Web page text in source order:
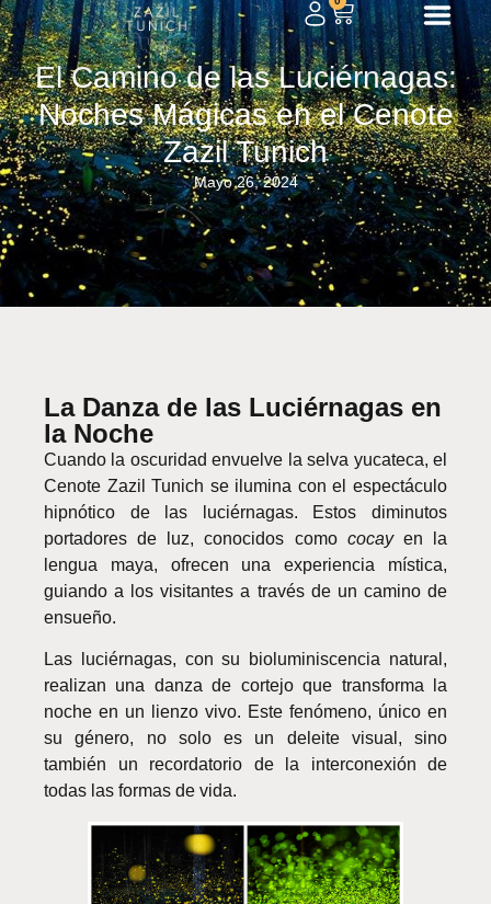
El Camino de las Luciérnagas:
Noches Mágicas en el Cenote
Zazil Tunich
Mayo 26, 2024
La Danza de las Luciérnagas en
la Noche
Cuando la oscuridad envuelve la selva yucateca, el
Cenote Zazil Tunich se ilumina con el espectáculo
hipnótico de las luciérnagas. Estos diminutos
portadores de luz, conocidos como cocayen la
lengua maya, ofrecen una experiencia mística,
guiando a los visitantes a través de un camino de
ensueño.
Las luciérnagas, con su bioluminiscencia natural,
realizan una danza de cortejo que transforma la
noche en un lienzo vivo. Este fenómeno, único en
su género, no solo es un deleite visual, sino
también un recordatorio de la interconexión de
todas las formas de vida.